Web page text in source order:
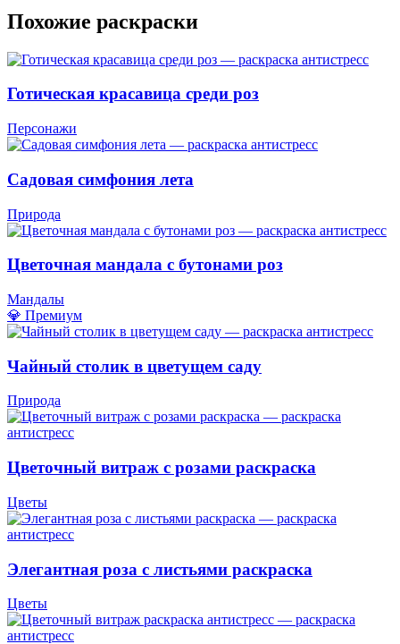
Похожие раскраски
Готическая красавица среди роз
Персонажи
Садовая симфония лета
Природа
Цветочная мандала с бутонами роз
Мандалы
💎 Премиум
Чайный столик в цветущем саду
Природа
Цветочный витраж с розами раскраска
Цветы
Элегантная роза с листьями раскраска
Цветы